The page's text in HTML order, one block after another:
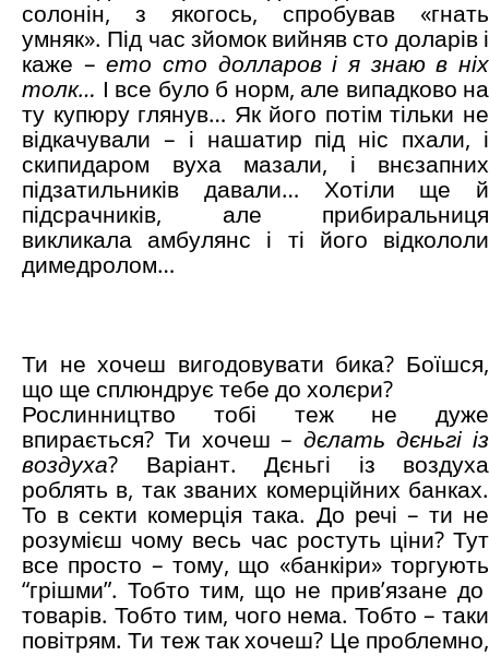
солонін, з якогось, спробував «гнать
умняк». Під час зйомок вийняв сто доларів і
каже –ето сто долларов і я знаю в ніх
толк… І все було б норм, але випадково на
ту купюру глянув… Як його потім тільки не
відкачували – і нашатир під ніс пхали, і
скипидаром вуха мазали, і внєзапних
підзатильників давали… Хотіли ще й
підсрачників, але прибиральниця
викликала амбулянс і ті його відкололи
димедролом…
Ти не хочеш вигодовувати бика? Боїшся,
що ще сплюндрує тебе до холєри?
Рослинництво тобі теж не дуже
впирається? Ти хочеш –дєлать дєньгі із
воздуха? Варіант. Дєньгі із воздуха
роблять в, так званих комерційних банках.
То в секти комерція така. До речі – ти не
розумієш чому весь час ростуть ціни? Тут
все просто – тому, що «банкіри» торгують
“грішми”. Тобто тим, що не прив’язане до
товарів. Тобто тим, чого нема. Тобто – таки
повітрям. Ти теж так хочеш? Це проблемно,